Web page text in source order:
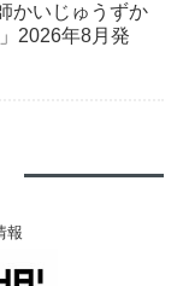
土）〜。
かいじゅうずか
2026年8月発
報